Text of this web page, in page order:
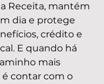
Receita, mantém
dia e protege
crédito e
E quando há
mais
contar com o